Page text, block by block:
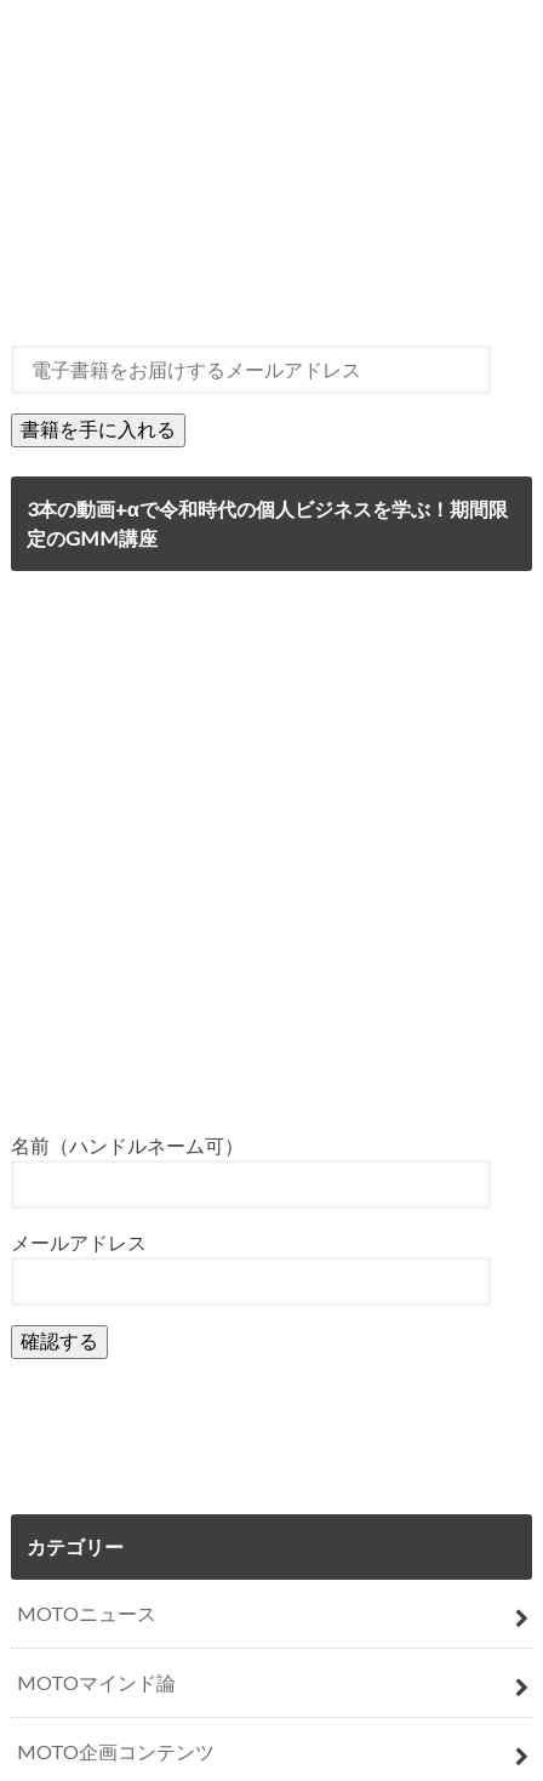
3本の動画+αで令和時代の個人ビジネスを学ぶ！期間限
定のGMM講座
名前（ハンドルネーム可）
メールアドレス
カテゴリー
MOTOニュース
MOTOマインド論
MOTO企画コンテンツ